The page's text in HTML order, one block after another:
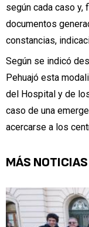
según cada caso y,
documentos
constancias,
Según se indicó
Pehuajó esta
del Hospital y de
caso de una
acercarse a los
MÁS NOTICIAS